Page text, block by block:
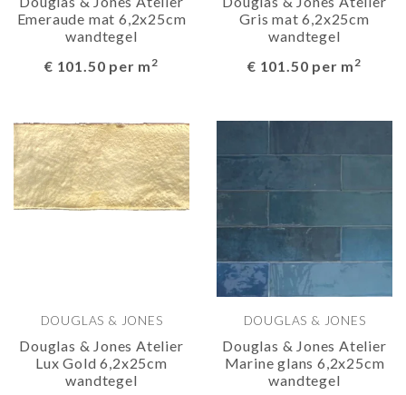
Emeraude mat 6,2x25cm
wandtegel
€ 101.50 per m2
Gris mat 6,2x25cm
wandtegel
€ 101.50 per m2
DOUGLAS & JONES
Douglas & Jones Atelier
Lux Gold 6,2x25cm
wandtegel
DOUGLAS & JONES
Douglas & Jones Atelier
Marine glans 6,2x25cm
wandtegel